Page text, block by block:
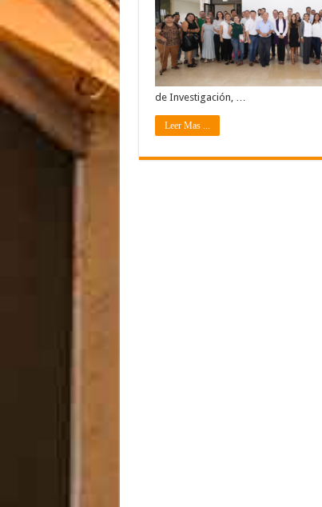
de Investigación, …
Leer Mas ...